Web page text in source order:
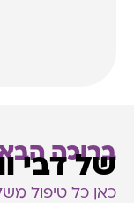
ברוכה
של דבי
כאן כל טיפול משלב